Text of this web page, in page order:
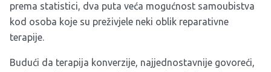
prema statistici, dva puta veća mogućnost samoubistva
kod osoba koje su preživjele neki oblik reparativne
terapije.
Budući da terapija konverzije, najjednostavnije govoreći,